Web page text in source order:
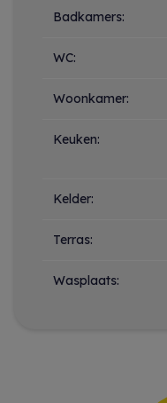
Badkamers:
WC:
Woonkamer:
Keuken:
Kelder:
Terras:
Wasplaats: